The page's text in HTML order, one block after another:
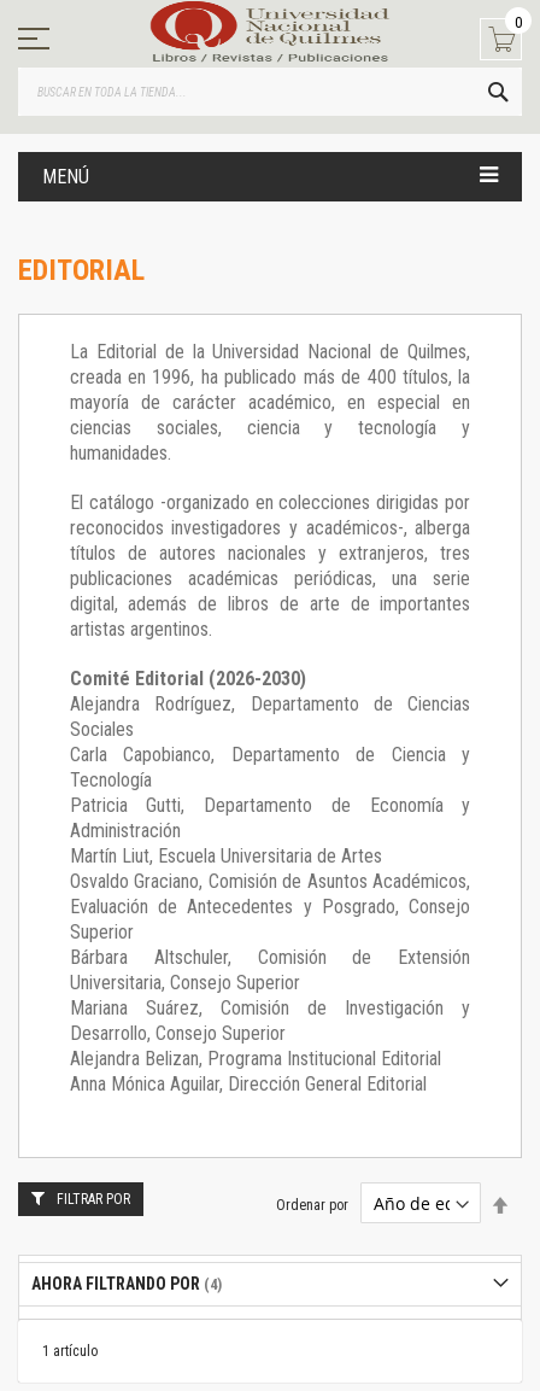
contenido
0
MENÚ
EDITORIAL
La Editorial de la Universidad Nacional de Quilmes,
creada en 1996, ha publicado más de 400 títulos, la
mayoría de carácter académico, en especial en
ciencias sociales, ciencia y tecnología y
humanidades.
El catálogo -organizado en colecciones dirigidas por
reconocidos investigadores y académicos-, alberga
títulos de autores nacionales y extranjeros, tres
publicaciones académicas periódicas, una serie
digital, además de libros de arte de importantes
artistas argentinos.
Comité Editorial (2026-2030)
Alejandra Rodríguez, Departamento de Ciencias
Sociales
Carla Capobianco, Departamento de Ciencia y
Tecnología
Patricia Gutti, Departamento de Economía y
Administración
Martín Liut, Escuela Universitaria de Artes
Osvaldo Graciano, Comisión de Asuntos Académicos,
Evaluación de Antecedentes y Posgrado, Consejo
Superior
Bárbara Altschuler, Comisión de Extensión
Universitaria, Consejo Superior
Mariana Suárez, Comisión de Investigación y
Desarrollo, Consejo Superior
Alejandra Belizan, Programa Institucional Editorial
Anna Mónica Aguilar, Dirección General Editorial
1 artículo
Ordenar por
FILTRAR POR
AHORA FILTRANDO POR